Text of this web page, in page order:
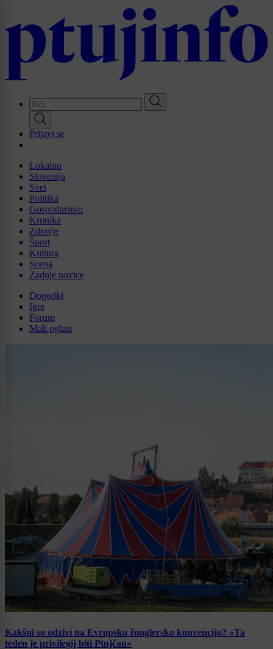
main
Prijavi se
Lokalno
Slovenija
Svet
Politika
Gospodarstvo
Kronika
Zdravje
Šport
Kultura
Scena
Zadnje novice
Dogodki
Igre
Forum
Mali oglasi
Kakšni so odzivi na Evropsko žonglersko konvencijo? »Ta
teden je privilegij biti Ptujčan«